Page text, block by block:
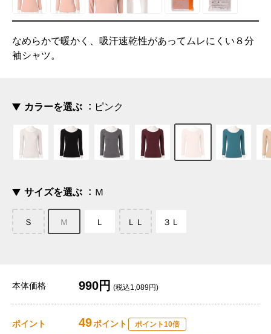
なめらかで暖かく、吸汗速乾性があってムレにくい８分
袖シャツ。
カラーを選ぶ ピンク
サイズを選ぶ Ｍ
Ｓ Ｍ Ｌ ＬＬ ３Ｌ
本体価格 990円 (税込1,089円)
ポイント 49ポイント ポイント10倍